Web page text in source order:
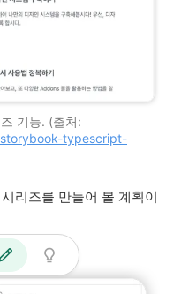
typescript-
리즈를 만들어 볼 계획이